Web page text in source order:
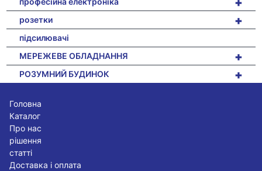
+
розетки
підсилювачі
+
МЕРЕЖЕВЕ ОБЛАДНАННЯ
+
РОЗУМНИЙ БУДИНОК
Головна
Каталог
Про нас
рішення
статті
Доставка і оплата